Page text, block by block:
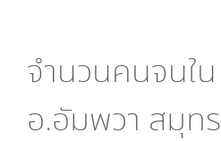
จำนวนคนจนใน
อ.อัมพวา สมุท